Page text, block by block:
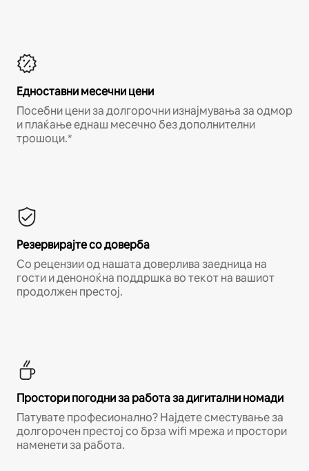
Едноставни месечни цени
Посебни цени за долгорочни изнајмувања за одмор
и плаќање еднаш месечно без дополнителни
трошоци.*
Резервирајте со доверба
Со рецензии од нашата доверлива заедница на
гости и деноноќна поддршка во текот на вашиот
продолжен престој.
Простори погодни за работа за дигитални номади
Патувате професионално? Најдете сместување за
долгорочен престој со брза wifi мрежа и простори
наменети за работа.